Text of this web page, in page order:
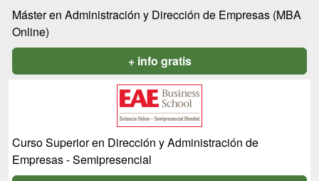
Máster en Administración y Dirección de Empresas (MBA
Online)
+ info gratis
Curso Superior en Dirección y Administración de
Empresas - Semipresencial